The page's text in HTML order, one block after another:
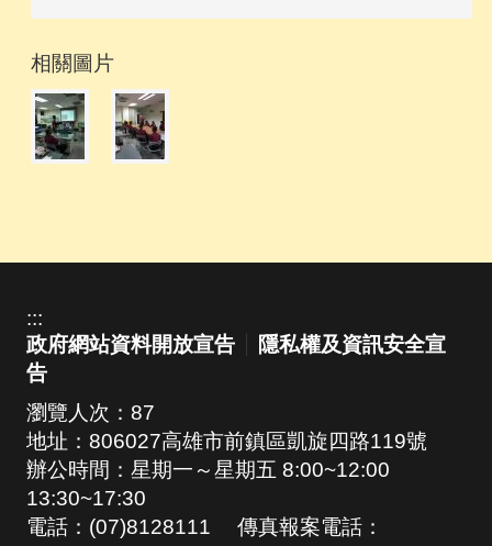
相關圖片
:::
政府網站資料開放宣告
隱私權及資訊安全宣
告
瀏覽人次： 87
地址：806027高雄市前鎮區凱旋四路119號
辦公時間：星期一～星期五 8:00~12:00
13:30~17:30
電話：(07)8128111 傳真報案電話：